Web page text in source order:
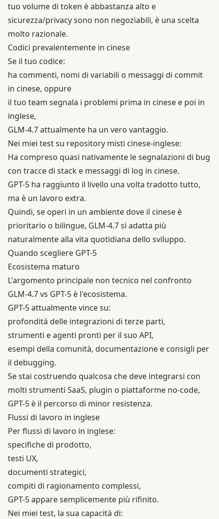
tuo volume di token è abbastanza alto e
sicurezza/privacy sono non negoziabili, è una scelta
molto razionale.
Codici prevalentemente in cinese
Se il tuo codice:
ha commenti, nomi di variabili o messaggi di commit
in cinese, oppure
il tuo team segnala i problemi prima in cinese e poi in
inglese,
GLM-4.7attualmente ha un vero vantaggio.
Nei miei test su repository misti cinese-inglese:
Ha compreso quasi nativamente le segnalazioni di bug
con tracce di stack e messaggi di log in cinese.
GPT-5 ha raggiunto il livello una volta tradotto tutto,
ma è un lavoro extra.
Quindi, se operi in un ambiente dove il cinese è
prioritario o bilingue, GLM-4.7 si adatta più
naturalmente alla vita quotidiana dello sviluppo.
Quando scegliere GPT-5
Ecosistema maturo
L'argomento principale non tecnico nel confronto
GLM-4.7 vs GPT-5 è l'ecosistema.
GPT-5 attualmente vince su:
profondità delle integrazioni di terze parti,
strumenti e agenti pronti per il suo API,
esempi della comunità, documentazione e consigli per
il debugging.
Se stai costruendo qualcosa che deve integrarsi con
molti strumenti SaaS, plugin o piattaforme no-code,
GPT-5 è il percorso di minor resistenza.
Flussi di lavoro in inglese
Per flussi di lavoro in inglese:
specifiche di prodotto,
testi UX,
documenti strategici,
compiti di ragionamento complessi,
GPT-5 appare semplicemente più rifinito.
Nei miei test, la sua capacità di: